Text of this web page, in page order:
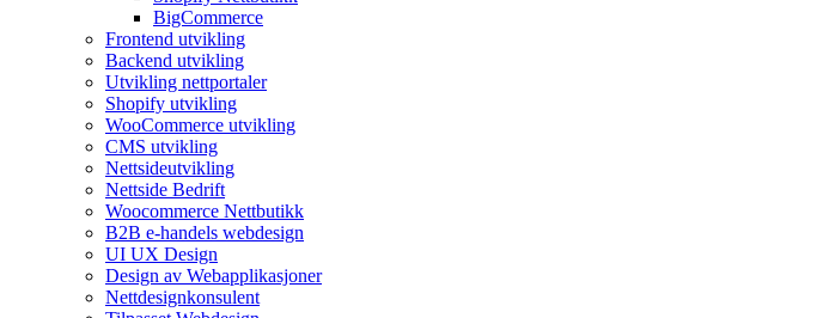
BigCommerce
Frontend utvikling
Backend utvikling
Utvikling nettportaler
Shopify utvikling
WooCommerce utvikling
CMS utvikling
Nettsideutvikling
Nettside Bedrift
Woocommerce Nettbutikk
B2B e-handels webdesign
UI UX Design
Design av Webapplikasjoner
Nettdesignkonsulent